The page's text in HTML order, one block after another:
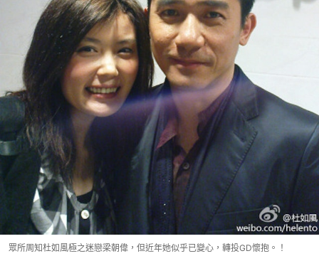
眾所周知杜如風極之迷戀梁朝偉，但近年她似乎已變心，轉投GD懷抱。！